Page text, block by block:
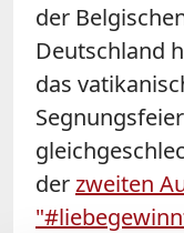
der
Deutschland
das
derzweiten